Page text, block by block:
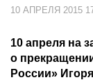
10 АПРЕЛЯ 2015
10 апреля на
о
России»